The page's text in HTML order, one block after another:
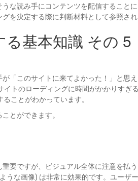
な読み手にコンテンツを配信すること
を決定する際に判断材料として参照され
る基本知識 その
「このサイトに来てよかった！」と
トのローディングに時間がかかりすぎ
ことがわかっています。
とができます。
要ですが、ビジュアル全体に注意を払
うな画像) は非常に効果的です。ユー